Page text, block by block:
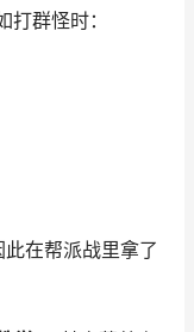
群怪时：
在帮派战里拿了